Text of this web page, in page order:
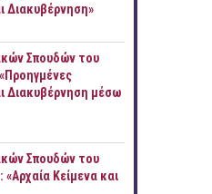
Διακυβέρνηση»
Σπουδών του
Διακυβέρνηση μέσω
Σπουδών του
«Αρχαία Κείμενα και